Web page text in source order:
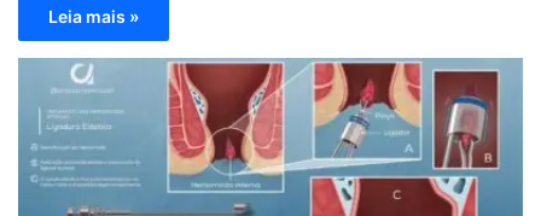
Leia mais »